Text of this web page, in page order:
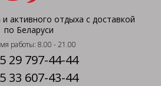
активного отдыха с доставкой
по Беларуси
работы: 8.00 - 21.00
29 797-44-44
33 607-43-44